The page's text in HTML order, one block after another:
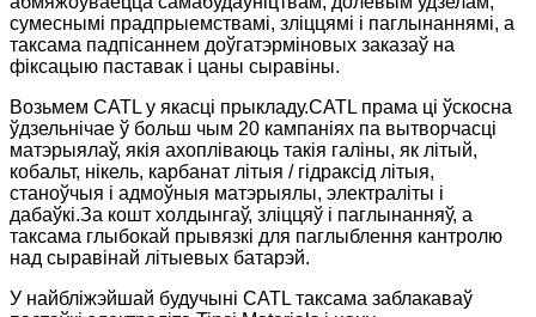
сумеснымі прадпрыемствамі, зліццямі і паглынаннямі, а
таксама падпісаннем доўгатэрміновых заказаў на
фіксацыю паставак і цаны сыравіны.
Возьмем CATL у якасці прыкладу.CATL прама ці ўскосна
ўдзельнічае ў больш чым 20 кампаніях па вытворчасці
матэрыялаў, якія ахопліваюць такія галіны, як літый,
кобальт, нікель, карбанат літыя / гідраксід літыя,
станоўчыя і адмоўныя матэрыялы, электраліты і
дабаўкі.За кошт холдынгаў, зліццяў і паглынанняў, а
таксама глыбокай прывязкі для паглыблення кантролю
над сыравінай літыевых батарэй.
У найбліжэйшай будучыні CATL таксама заблакаваў